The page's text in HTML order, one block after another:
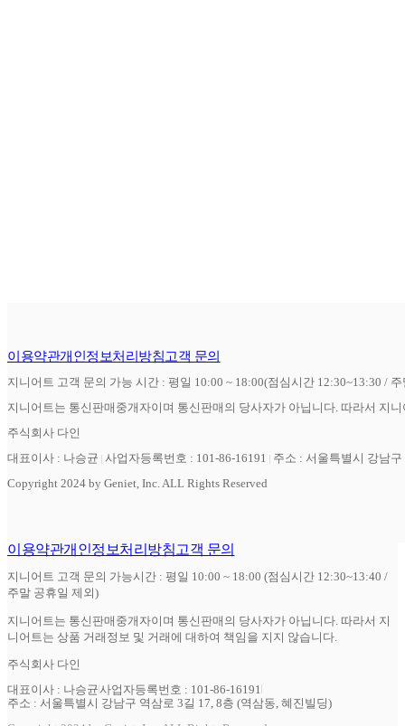
이용약관개인정보처리방침고객 문의
지니어트 고객 문의 가능 시간 : 평일 10:00 ~ 18:00(점심시간 12:30~13:30 /
지니어트는 통신판매중개자이며 통신판매의 당사자가 아닙니다. 따라서 지
주식회사 다인
대표이사 : 나승균 사업자등록번호 : 101-86-16191
주소 : 서울특별시 강남
Copyright 2024 by Geniet, Inc. ALL Rights Reserved
이용약관개인정보처리방침고객 문의
지니어트 고객 문의 가능시간 : 평일 10:00 ~ 18:00 (점심시간 12:30~13:40 /
주말 공휴일 제외)
지니어트는 통신판매중개자이며 통신판매의 당사자가 아닙니다. 따라서 지
니어트는 상품 거래정보 및 거래에 대하여 책임을 지지 않습니다.
주식회사 다인
대표이사 : 나승균사업자등록번호 : 101-86-16191
주소 : 서울특별시 강남구 역삼로 3길 17, 8층 (역삼동, 혜진빌딩)